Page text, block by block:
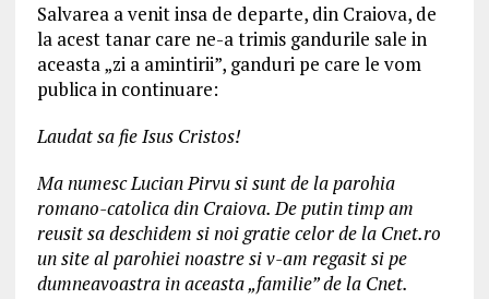
Salvarea a venit insa de departe, din Craiova, de
la acest tanar care ne-a trimis gandurile sale in
aceasta „zi a amintirii”, ganduri pe care le vom
publica in continuare:
Laudat sa fie Isus Cristos!
Ma numesc Lucian Pirvu si sunt de la parohia
romano-catolica din Craiova. De putin timp am
reusit sa deschidem si noi gratie celor de la Cnet.ro
un site al parohiei noastre si v-am regasit si pe
dumneavoastra in aceasta „familie” de la Cnet.